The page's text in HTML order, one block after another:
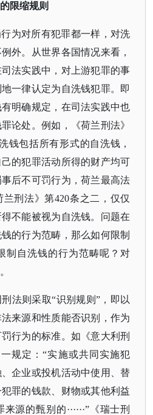
限缩规则
为对所有犯罪都一样，对洗
外。从世界各国情况来看，
法实践中，对上游犯罪的事
一律认定为自洗钱犯罪。即
明确规定，在司法实践中也
论处。例如，《荷兰刑法》
钱包括所有形式的自洗钱，
的犯罪活动所得的财产均可
后不可罚行为，荷兰最高法
刑法》第420条之二，仅仅
不能被视为自洗钱。问题在
的行为范畴，那么如何限制
制自洗钱的行为范畴呢？对
法则采取“识别规则”，即以
来源和性质能否识别，作为
行为的标准。如《意大利刑
规定：“实施或共同实施犯
企业或投机活动中使用、替
罪的钱款、财物或其他利益
源的甄别的······”《瑞士刑